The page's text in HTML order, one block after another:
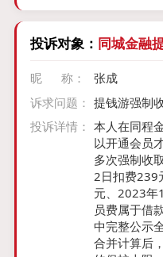
投诉对象： 同城金融
昵 称：
张成
诉求问题： 提钱游强制
成本
投诉详情： 本人在同程
以开通会员
多次强制收
2日扣费239
元、2023年
员费属于借
中完整公示
合并计算后